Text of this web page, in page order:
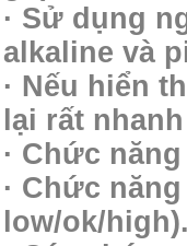
· Sử dụng
alkaline và
· Nếu hiển
lại rất
· Chức
· Chức
low/ok/high).